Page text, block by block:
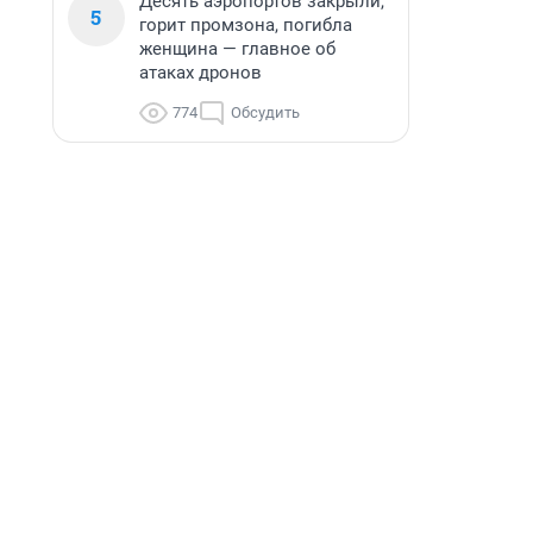
5
горит промзона, погибла
женщина — главное об
атаках дронов
774 Обсудить